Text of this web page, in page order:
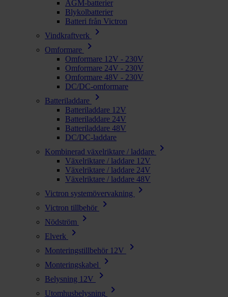
AGM-batterier
Blykolbatterier
Batteri från Victron
Vindkraftverk
chevron_right
Omformare chevron_right
Omformare 12V - 230V
Omformare 24V - 230V
Omformare 48V - 230V
DC/DC-omformare
Batteriladdare
chevron_right
Batteriladdare 12V
Batteriladdare 24V
Batteriladdare 48V
DC/DC-laddare
Kombinerad växelriktare / laddare
chevron_right
Växelriktare / laddare 12V
Växelriktare / laddare 24V
Växelriktare / laddare 48V
Victron systemövervakning
chevron_right
Victron tillbehör chevron_right
Nödström chevron_right
Elverk chevron_right
Monteringstillbehör 12V chevron_right
Monteringskabel chevron_right
Belysning 12V chevron_right
Utomhusbelysning chevron_right